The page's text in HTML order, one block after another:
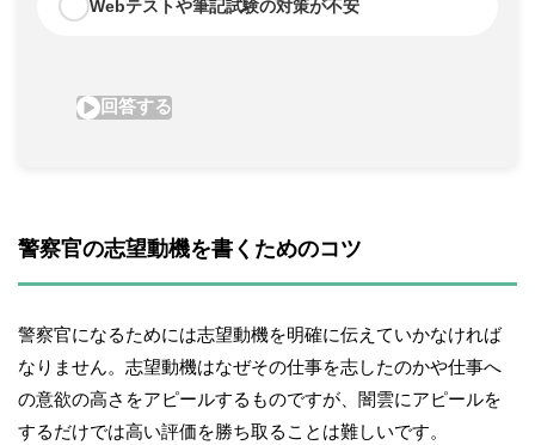
警察官の志望動機を書くためのコツ
警察官になるためには志望動機を明確に伝えていかなければ
なりません。志望動機はなぜその仕事を志したのかや仕事へ
の意欲の高さをアピールするものですが、闇雲にアピールを
するだけでは高い評価を勝ち取ることは難しいです。